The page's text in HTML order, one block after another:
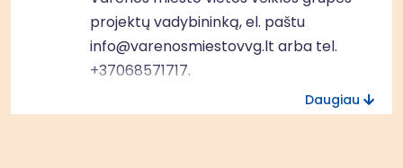
projektų vadybininką, el. paštu
info@varenosmiestovvg.lt arba tel.
+37068571717.
Atkreipiame Jūsų dėmesį, kad lentelėje
Daugiau